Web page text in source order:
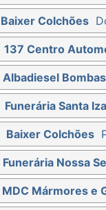
Baixer Colchões
137 Centro
Albadiesel
Funerária Santa
Baixer Colchões
Funerária Nossa
MDC Mármores e